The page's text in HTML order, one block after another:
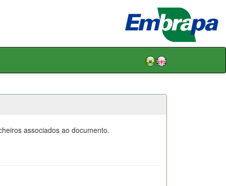
associados ao documento.